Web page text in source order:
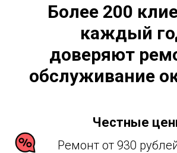
Более 200
каждый
доверяют
обслуживание
Честные
Ремонт от 930